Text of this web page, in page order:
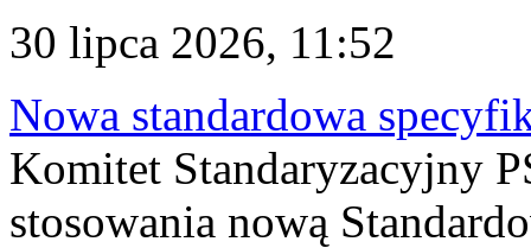
30 lipca 2026, 11:52
Nowa standardowa
Komitet Standaryzacyjny
stosowania nową